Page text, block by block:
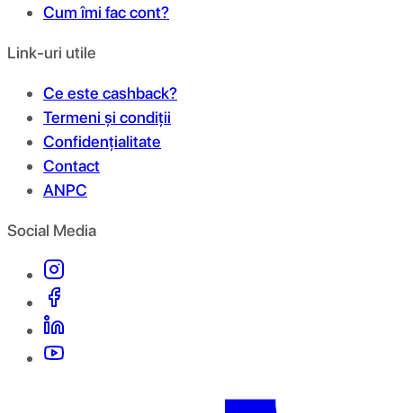
Cum îmi fac cont?
Link-uri utile
Ce este cashback?
Termeni și condiții
Confidențialitate
Contact
ANPC
Social Media